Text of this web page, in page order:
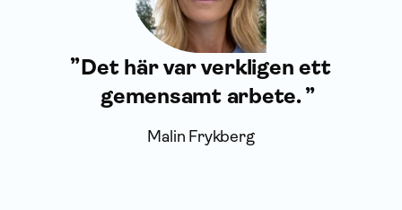
Det här var verkligen ett
gemensamt arbete.
Malin Frykberg